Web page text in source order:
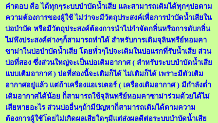
คำตอบ คือ ได้ทุกๆระบบบำบัดน้ำเสีย และสามารถเติมได้ทุกๆบ่อตาม
ความต้องการของผู้ใช้ ไม่ว่าจะมีวัตถุประสงค์เพื่อการบำบัดน้ำเสียใน
บ่อบำบัด หรือมีวัตถุประสงค์ต้องการนำไปกำจัดกลิ่นหรือการดับกลิ่น
ไม่พึงประสงค์ต่างๆก็สามารถทำได้ สำหรับการเติมจุลินทรีย์หอมคา
ซาม่าในบ่อบำบัดน้ำเสีย โดยทั่วๆไปจะเติมในบ่อแรกที่รับน้ำเสีย ส่วน
บ่อที่สอง ซึ่งส่วนใหญ่จะเป็นบ่อเติมอากาศ ( สำหรับระบบบำบัดน้ำเสีย
แบบเติมอากาศ ) บ่อที่สองนี้จะเติมก็ได้ ไม่เติมก็ได้ เพราะมีตัวเติม
อากาศอยู่แล้ว แต่ถ้าเครื่องแอเรเตอร์ ( เครื่องเติมอากาศ ) มีกำลังต่ำ
เติมอากาศได้น้อย ก็สามารถใช้จุลินทรีย์หอมคาซาม่าร่วมด้วยได้ไม่
เสียหายอะไร ส่วนบ่ออื่นๆถ้ามีปัญหาก็สามารถเติมได้ตามความ
ต้องการผู้ใช้โดยไม่เกิดผลเสียใดๆมีแต่ส่งผลดีต่อระบบบำบัดน้ำเสีย